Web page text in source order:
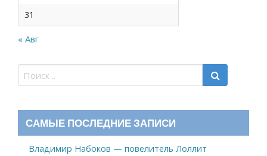
31
« Авг
САМЫЕ ПОСЛЕДНИЕ ЗАПИСИ
Владимир Набоков — повелитель Лоллит